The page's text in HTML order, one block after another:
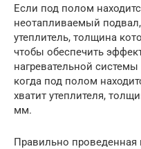
Если под полом
неотапливаемый
утеплитель, толщина
чтобы обеспечить
нагревательной
когда под полом
хватит утеплителя,
мм.
Правильно проведенная